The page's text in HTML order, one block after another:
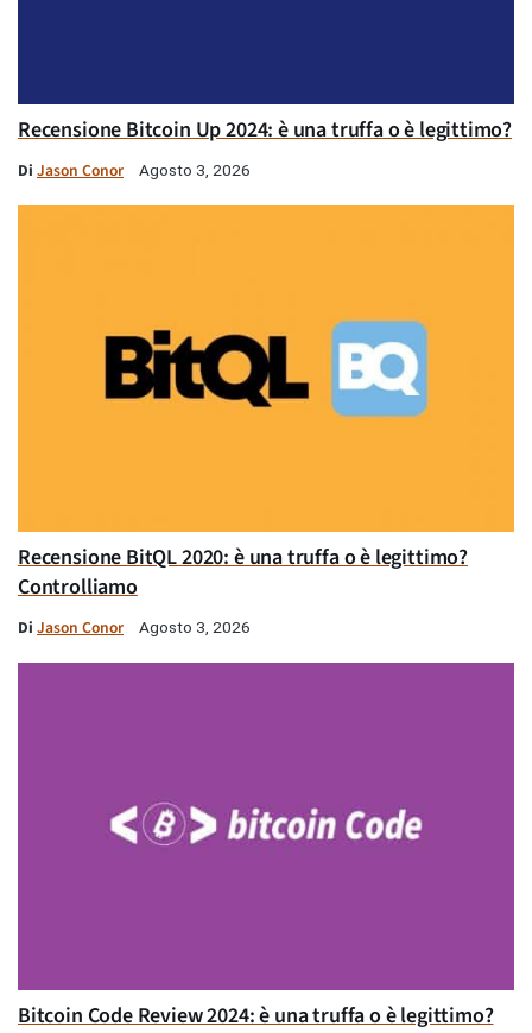
Recensione Bitcoin Up 2024: è una truffa o è legittimo?
Di Jason Conor Agosto 3, 2026
Recensione BitQL 2020: è una truffa o è legittimo?
Controlliamo
Di Jason Conor Agosto 3, 2026
Bitcoin Code Review 2024: è una truffa o è legittimo?